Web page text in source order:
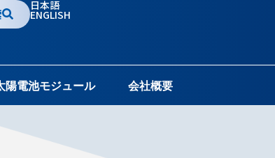
日本語
ENGLISH
陽電池モジュール 会社概要